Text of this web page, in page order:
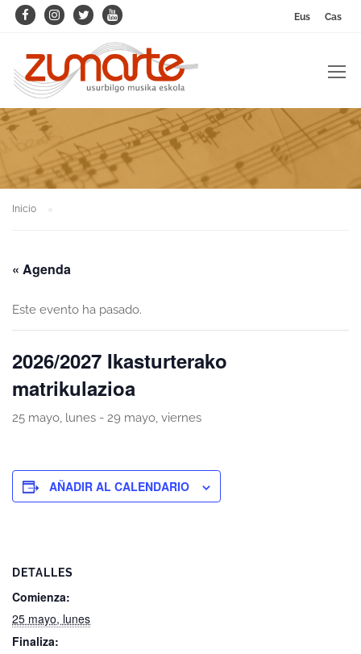
Eus Cas
Inicio
« Agenda
Este evento ha pasado.
2026/2027 Ikasturterako
matrikulazioa
25 mayo, lunes - 29 mayo, viernes
AÑADIR AL CALENDARIO
DETALLES
Comienza:
25 mayo, lunes
Finaliza: